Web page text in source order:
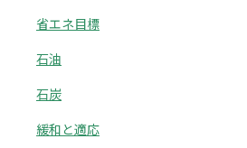
省エネ目標
石油
石炭
緩和と適応